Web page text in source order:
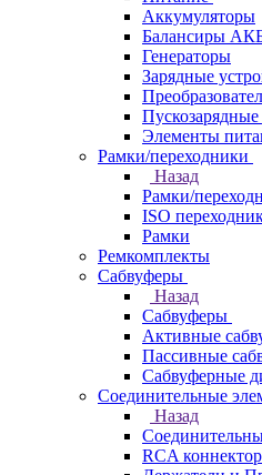
Аккумуляторы
Балансиры
Генераторы
Зарядные
Пускозарядные
Элементы
Рамки/переходники
Назад
Рамки/
ISO
Рамки
Ремкомплекты
Сабвуферы
Назад
Сабвуферы
Активные
Пассивные
Сабвуферные
Соединительные
Назад
RCA